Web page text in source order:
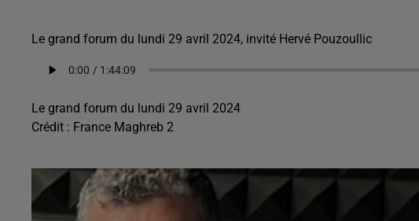
Le grand forum du lundi 29 avril 2024, invité Hervé Pouzoullic
Le grand forum du lundi 29 avril 2024
Crédit : France Maghreb 2